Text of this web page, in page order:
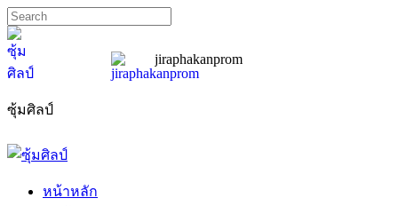
ซุ้มศิลป์
jiraphakanprom
หน้าหลัก